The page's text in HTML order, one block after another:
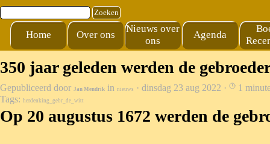
Ga naar de inhoud
Zoeken
Home Over ons
Nieuws over
ons
Agenda
350 jaar geleden werden de
Gepubliceerd door Jan Mendrik in nieuws · dinsdag 23 aug 2022 ·
1
Tags:
herdenking_gebr_de_witt
Op 20 augustus 1672 werden de